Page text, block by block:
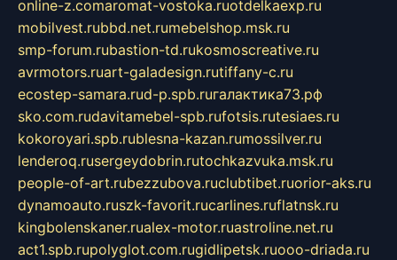
online-z.comaromat-vostoka.ruotdelkaexp.ru
mobilvest.rubbd.net.rumebelshop.msk.ru
smp-forum.rubastion-td.rukosmoscreative.ru
avrmotors.ruart-galadesign.rutiffany-c.ru
ecostep-samara.rud-p.spb.ruгалактика73.рф
sko.com.rudavitamebel-spb.rufotsis.rutesiaes.ru
kokoroyari.spb.rublesna-kazan.rumossilver.ru
lenderoq.rusergeydobrin.rutochkazvuka.msk.ru
people-of-art.rubezzubova.ruclubtibet.ruorior-aks.ru
dynamoauto.ruszk-favorit.rucarlines.ruflatnsk.ru
kingbolenskaner.rualex-motor.ruastroline.net.ru
act1.spb.rupolyglot.com.rugidlipetsk.ruooo-driada.ru